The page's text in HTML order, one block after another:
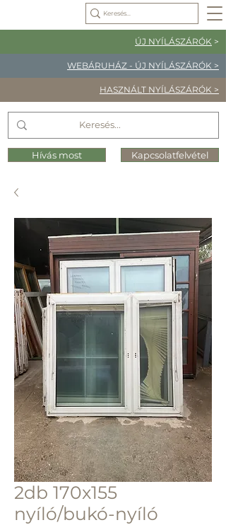
ÚJ NYÍLÁSZÁRÓK >
WEBÁRUHÁZ - ÚJ NYÍLÁSZÁRÓK >
HASZNÁLT NYÍLÁSZÁRÓK >
Hívás most Kapcsolatfelvétel
2db 170x155
nyíló/bukó-nyíló